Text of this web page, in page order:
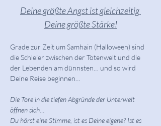
Deine größte Angst ist gleichzeitig
Deine größte Stärke!
Grade zur Zeit um Samhain (Halloween) sind
die Schleier zwischen der Totenwelt und die
der Lebenden am dünnsten… und so wird
Deine Reise beginnen…
Die Tore in die tiefen Abgründe der Unterwelt
öffnen sich…
Du hörst eine Stimme, ist es Deine eigene? Ist es